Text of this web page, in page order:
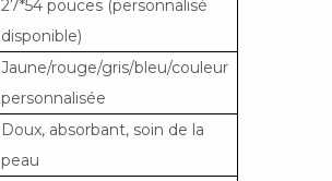
27*54 pouces (personnalisé
disponible)
Jaune/rouge/gris/bleu/couleur
personnalisée
Doux, absorbant, soin de la
peau